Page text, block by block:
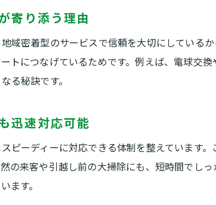
急な相談でも便利屋なら迅
生活支援から片付けまで便
寄り添う理由
域密着型のサービスで信頼を大切にしている
トにつなげているためです。例えば、電球交
る秘訣です。
迅速対応可能
ピーディーに対応できる体制を整えています
の来客や引越し前の大掃除にも、短時間でし
ます。